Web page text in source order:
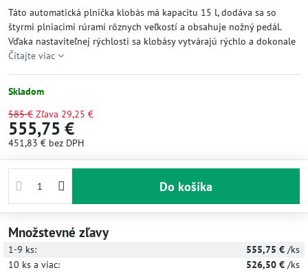
Táto automatická plnička klobás má kapacitu 15 l, dodáva sa so
štyrmi plniacimi rúrami rôznych veľkostí a obsahuje nožný pedál.
Vďaka nastaviteľnej rýchlosti sa klobásy vytvárajú rýchlo a dokonale
Čítajte viac
Skladom
585 € Zľava 29,25 €
555,75 €
451,83 € bez DPH
Do košíka
Množstevné zľavy
1-9 ks: 555,75 € /ks
10 ks a viac: 526,50 € /ks